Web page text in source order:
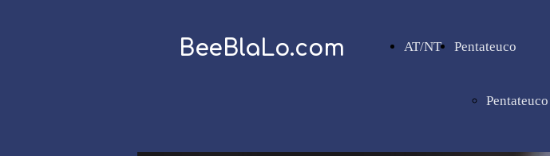
AT/NT Pentateuco
Pentateuco
BeeBlaLo.com